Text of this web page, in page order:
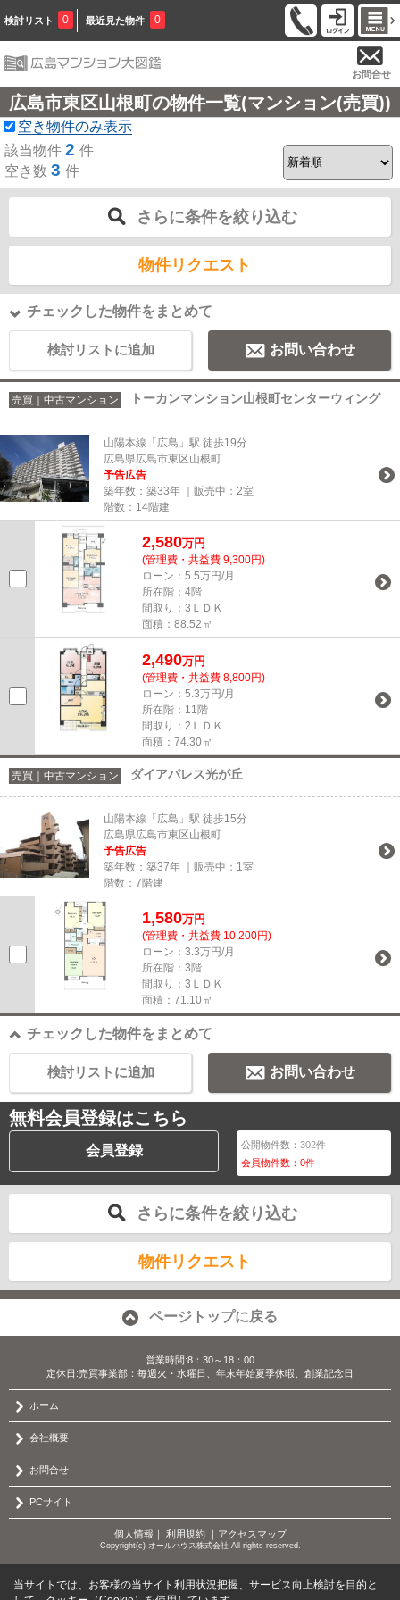
検討リスト 0 最近見た物件 0
お問合せ
広島市東区山根町の物件一覧(マンション(売買))
空き物件のみ表示
該当物件 2 件
空き数 3 件
さらに条件を絞り込む
物件リクエスト
チェックした物件をまとめて
検討リストに追加 お問い合わせ
売買｜中古マンション トーカンマンション山根町センターウィング
山陽本線「広島」駅 徒歩19分
広島県広島市東区山根町
予告広告
築年数：築33年 ｜販売中： 2室
階数：14階建
2,580万円
(管理費・共益費 9,300円)
ローン：5.5万円/月
所在階：4階
間取り：3ＬＤＫ
面積：88.52㎡
2,490万円
(管理費・共益費 8,800円)
ローン：5.3万円/月
所在階：11階
間取り：2ＬＤＫ
面積：74.30㎡
売買｜中古マンション ダイアパレス光が丘
山陽本線「広島」駅 徒歩15分
広島県広島市東区山根町
予告広告
築年数：築37年 ｜販売中： 1室
階数：7階建
1,580万円
(管理費・共益費 10,200円)
ローン：3.3万円/月
所在階：3階
間取り：3ＬＤＫ
面積：71.10㎡
チェックした物件をまとめて
お問い合わせ
検討リストに追加
無料会員登録はこちら
会員登録 公開物件数：302件
会員物件数：0件
さらに条件を絞り込む
物件リクエスト
ページトップに戻る
営業時間:8：30～18：00
定休日:売買事業部：毎週火・水曜日、年末年始夏季休暇、創業記念日
ホーム
会社概要
お問合せ
PCサイト
個人情報 ｜ 利用規約｜ アクセスマップ
Copyright(c) オールハウス株式会社 All rights reserved.
当サイトでは、お客様の当サイト利用状況把握、サービス向上検討を目的と